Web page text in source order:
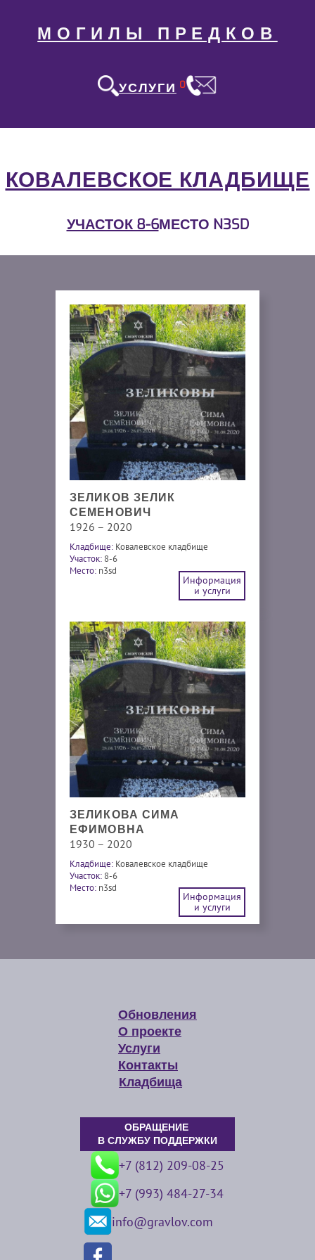
МОГИЛЫ ПРЕДКОВ
УСЛУГИ 0
КОВАЛЕВСКОЕ КЛАДБИЩЕ
УЧАСТОК 8-6МЕСТО N3SD
ЗЕЛИКОВ ЗЕЛИК
СЕМЕНОВИЧ
1926 – 2020
Кладбище: Ковалевское кладбище
Участок: 8-6
Место: n3sd
Информация
и услуги
ЗЕЛИКОВА СИМА
ЕФИМОВНА
1930 – 2020
Кладбище: Ковалевское кладбище
Участок: 8-6
Место: n3sd
Информация
и услуги
Обновления
О проекте
Услуги
Контакты
Кладбища
ОБРАЩЕНИЕ
В СЛУЖБУ ПОДДЕРЖКИ
+7 (812) 209-08-25
+7 (993) 484-27-34
info@gravlov.com